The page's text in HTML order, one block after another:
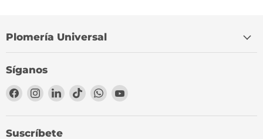
Plomería Universal
Síganos
Encuéntrenos
Facebook
Encuéntrenos
Instagram
Encuéntrenos
LinkedIn
Encuéntrenos
TikTok
Encuéntrenos
WhatsApp
Encuéntrenos
YouTube
Suscríbete